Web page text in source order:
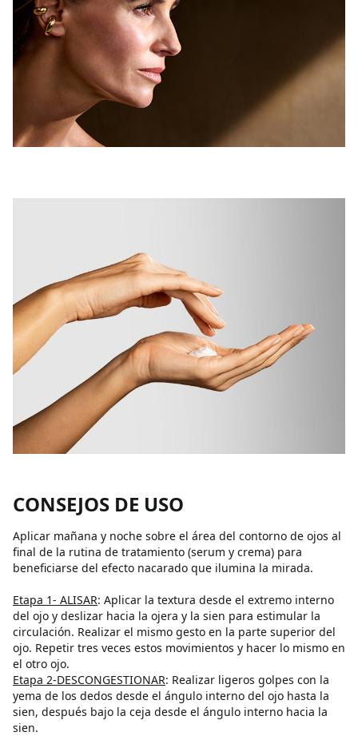
CONSEJOS DE USO
Aplicar mañana y noche sobre el área del contorno de ojos al
final de la rutina de tratamiento (serum y crema) para
beneficiarse del efecto nacarado que ilumina la mirada.
Etapa 1- ALISAR: Aplicar la textura desde el extremo interno
del ojo y deslizar hacia la ojera y la sien para estimular la
circulación. Realizar el mismo gesto en la parte superior del
ojo. Repetir tres veces estos movimientos y hacer lo mismo en
el otro ojo.
Etapa 2-DESCONGESTIONAR: Realizar ligeros golpes con la
yema de los dedos desde el ángulo interno del ojo hasta la
sien, después bajo la ceja desde el ángulo interno hacia la
sien.